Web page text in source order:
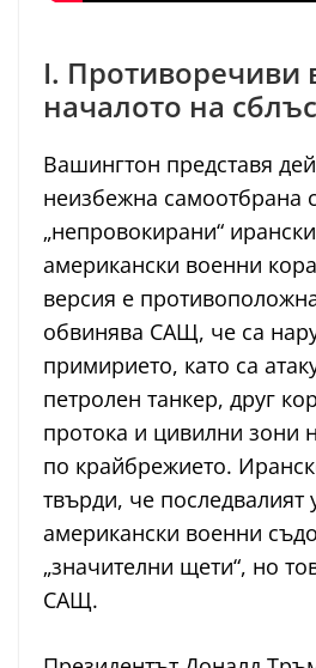
I. Противоречиви
началото на
Вашингтон представя
неизбежна самоотбрана
„непровокирани“
американски военни
версия е
обвинява САЩ, че са
примирието, като са
петролен танкер, друг
протока и цивилни зони
по крайбрежието.
твърди, че последвалият
американски военни
„значителни щети“, но
САЩ.